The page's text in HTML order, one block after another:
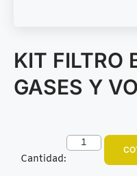
KIT FILTRO
GASES Y
Cantidad: